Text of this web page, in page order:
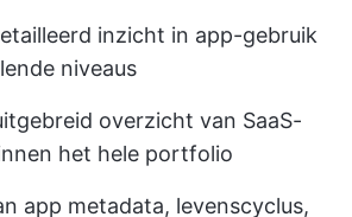
inzicht in app-gebruik
niveaus
overzicht van SaaS-
het hele portfolio
app metadata, levenscyclus,